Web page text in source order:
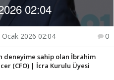
02:04
Ocak 2026 02:04 0
deneyime sahip olan İbrahim
(CFO) | İcra Kurulu Üyesi